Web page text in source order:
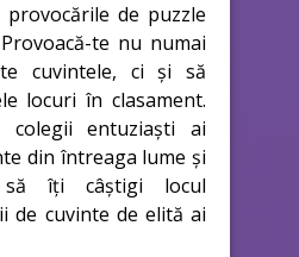
de puzzle
te nu numai
cuvintele, ci și să
locuri în clasament.
colegii entuziaști ai
din întreaga lume și
să îți câștigi locul
de cuvinte de elită ai